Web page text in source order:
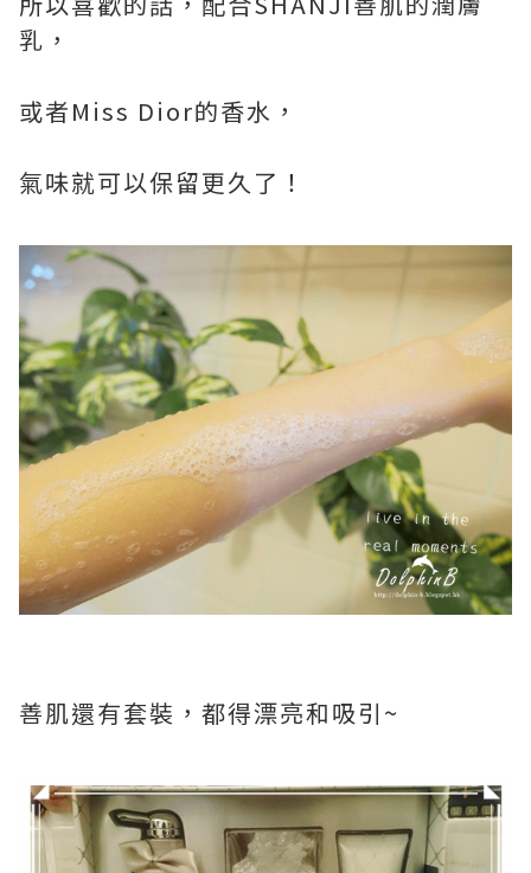
乳，
或者Miss Dior的香水，
氣味就可以保留更久了！
善肌還有套裝，都得漂亮和吸引~